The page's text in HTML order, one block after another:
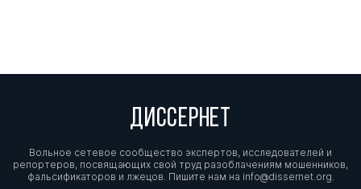
ДИССЕРНЕТ
Вольное сетевое сообщество экспертов, исследователей и
репортеров, посвящающих свой труд разоблачениям мошенников,
фальсификаторов и лжецов. Пишите нам на info@dissernet.org.